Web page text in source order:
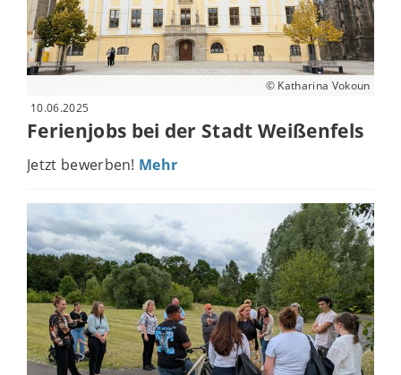
© Katharina Vokoun
10.06.2025
Ferienjobs bei der Stadt Weißenfels
Jetzt bewerben! Mehr